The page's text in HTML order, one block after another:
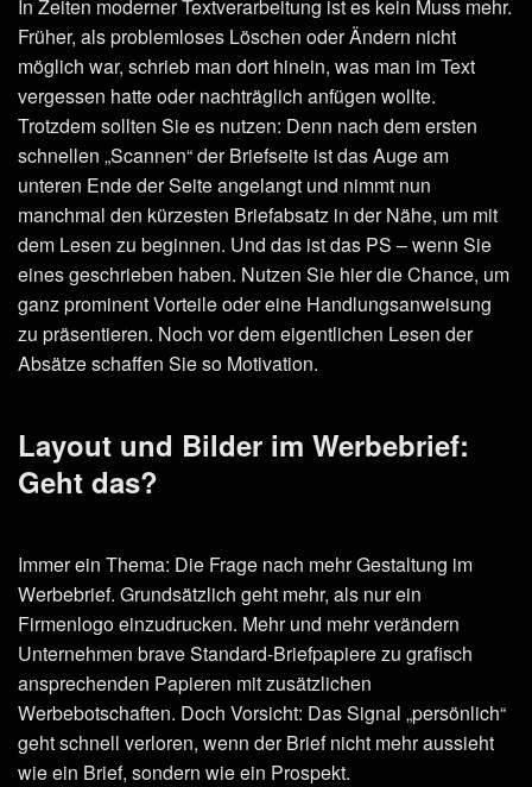
In Zeiten moderner Textverarbeitung ist es kein Muss mehr.
Früher, als problemloses Löschen oder Ändern nicht
möglich war, schrieb man dort hinein, was man im Text
vergessen hatte oder nachträglich anfügen wollte.
Trotzdem sollten Sie es nutzen: Denn nach dem ersten
schnellen „Scannen“ der Briefseite ist das Auge am
unteren Ende der Seite angelangt und nimmt nun
manchmal den kürzesten Briefabsatz in der Nähe, um mit
dem Lesen zu beginnen. Und das ist das PS – wenn Sie
eines geschrieben haben. Nutzen Sie hier die Chance, um
ganz prominent Vorteile oder eine Handlungsanweisung
zu präsentieren. Noch vor dem eigentlichen Lesen der
Absätze schaffen Sie so Motivation.
Layout und Bilder im Werbebrief:
Geht das?
Immer ein Thema: Die Frage nach mehr Gestaltung im
Werbebrief. Grundsätzlich geht mehr, als nur ein
Firmenlogo einzudrucken. Mehr und mehr verändern
Unternehmen brave Standard-Briefpapiere zu grafisch
ansprechenden Papieren mit zusätzlichen
Werbebotschaften. Doch Vorsicht: Das Signal „persönlich“
geht schnell verloren, wenn der Brief nicht mehr aussieht
wie ein Brief, sondern wie ein Prospekt.